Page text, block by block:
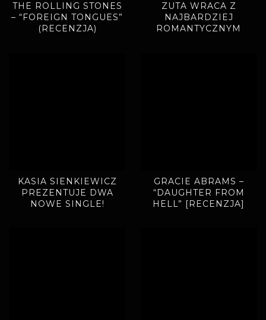
THE ROLLING STONES
– “FOREIGN TONGUES”
(RECENZJA)
ZUTA WRACA Z
NAJBARDZIEJ
ROMANTYCZNYM
KASIA SIENKIEWICZ
PREZENTUJE DWA
NOWE SINGLE!
GRACIE ABRAMS –
“DAUGHTER FROM
HELL” [RECENZJA]